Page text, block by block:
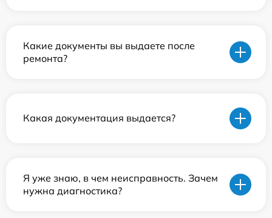
Какие документы вы выдаете после
ремонта?
Какая документация выдается?
Я уже знаю, в чем неисправность. Зачем
нужна диагностика?